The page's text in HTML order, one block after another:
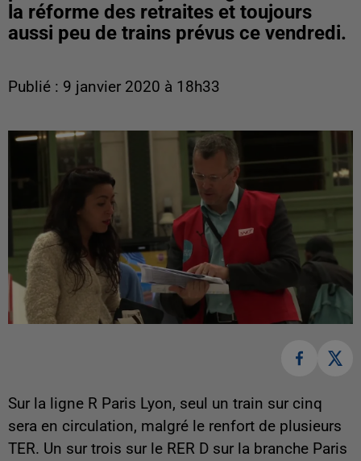
la réforme des retraites et toujours
aussi peu de trains prévus ce vendredi.
Publié : 9 janvier 2020 à 18h33
Sur la ligne R Paris Lyon, seul un train sur cinq
sera en circulation, malgré le renfort de plusieurs
TER. Un sur trois sur le RER D sur la branche Paris